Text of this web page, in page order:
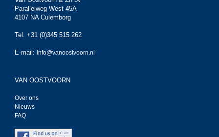
Parallelweg West 45A
4107 NA Culemborg
Tel. +31 (0)345 515 262
E-mail: info@vanoostvoorn.nl
VAN OOSTVOORN
Over ons
Nieuws
FAQ